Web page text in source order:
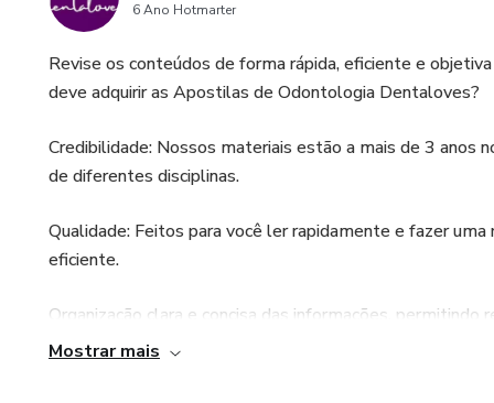
6 Ano Hotmarter
Revise os conteúdos de forma rápida, eficiente e
deve adquirir as Apostilas de Odontologia Dentaloves?
Credibilidade: Nossos materiais estão a mais de 3 anos
de diferentes disciplinas.
Qualidade: Feitos para você ler rapidamente e fazer
eficiente.
Organização clara e concisa das informações,
você tenha o domínio necessário para obter notas
Mostrar mais